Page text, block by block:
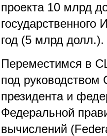
проекта 10 млрд
год (5 млрд долл.).
Переместимся в
под
президента и
Федеральной
вычислений